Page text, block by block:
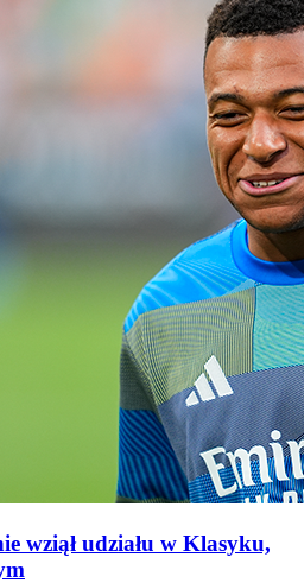
wziął udziału w Klasyku,